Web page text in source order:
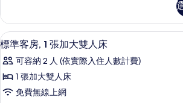
加
大
雙
人
床
的
客
房,
1
加
大
人
顯
示
標
準
標準客房, 1
7
標準客房, 1 張加大雙人床
可容納 2 人 (依實際入住人數計費)
1 張加大雙人床
免費無線上網